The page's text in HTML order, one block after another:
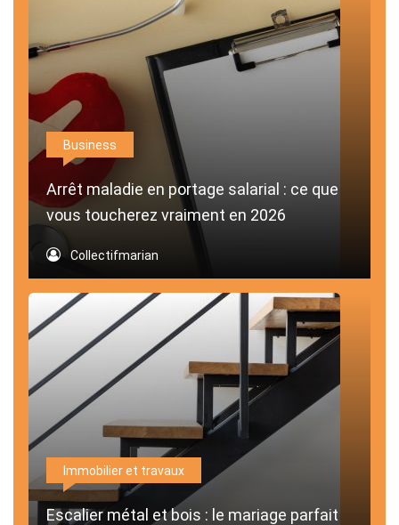
Business
Arrêt maladie en portage salarial : ce que
vous toucherez vraiment en 2026
Collectifmarian
Immobilier et travaux
Escalier métal et bois : le mariage parfait